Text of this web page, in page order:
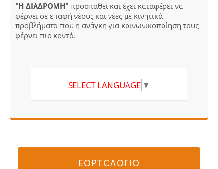
"Η ΔΙΑΔΡΟΜΗ" προσπαθεί και έχει καταφέρει να
φέρνει σε επαφή νέους και νέες με κινητικά
προβλήματα που η ανάγκη για κοινωνικοποίηση τους
φέρνει πιο κοντά.
SELECT LANGUAGE ▼
ΕΟΡΤΟΛΟΓΙΟ